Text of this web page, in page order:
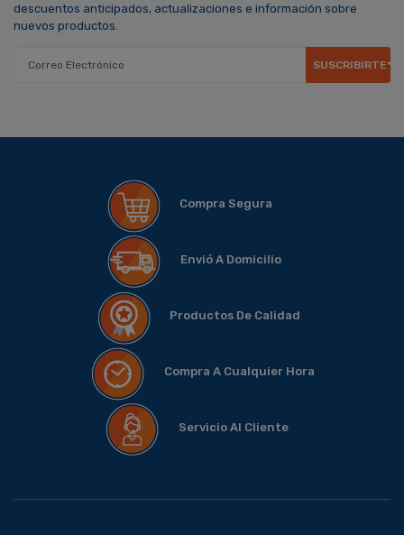
descuentos anticipados, actualizaciones e información sobre
nuevos productos.
SUSCRIBIRTE*
Compra Segura
Envió A Domicilio
Productos De Calidad
Compra A Cualquier Hora
Servicio Al Cliente